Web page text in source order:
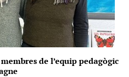
de l’equip pedagògic